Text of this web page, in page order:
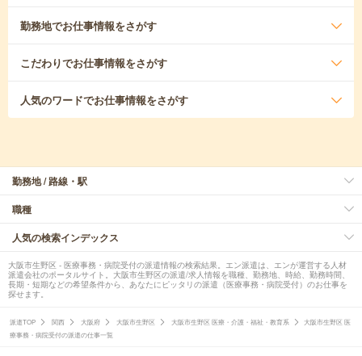
勤務地でお仕事情報をさがす
こだわりでお仕事情報をさがす
人気のワードでお仕事情報をさがす
勤務地 / 路線・駅
職種
人気の検索インデックス
大阪市生野区 - 医療事務・病院受付の派遣情報の検索結果。エン派遣は、エンが運営する人材
派遣会社のポータルサイト。大阪市生野区の派遣/求人情報を職種、勤務地、時給、勤務時間、
長期・短期などの希望条件から、あなたにピッタリの派遣（医療事務・病院受付）のお仕事を
探せます。
派遣TOP 関西 大阪府 大阪市生野区 大阪市生野区 医療・介護・福祉・教育系
大阪市生野区 医
療事務・病院受付の派遣の仕事一覧